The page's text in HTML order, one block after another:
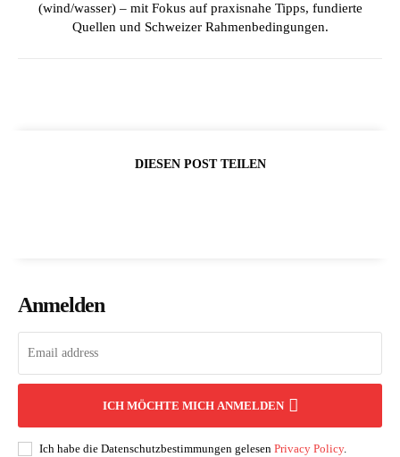
(wind/wasser) – mit Fokus auf praxisnahe Tipps, fundierte
Quellen und Schweizer Rahmenbedingungen.
DIESEN POST TEILEN
Anmelden
ICH MÖCHTE MICH ANMELDEN
Ich habe die Datenschutzbestimmungen gelesen Privacy Policy.